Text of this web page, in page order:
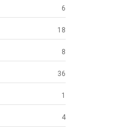
6
18
8
36
1
4